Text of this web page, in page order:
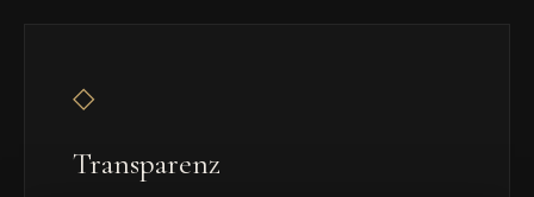
◇
Transparenz